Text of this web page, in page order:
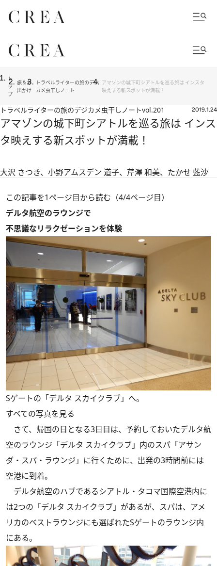
ト
ッ
プ
旅＆お
出かけ
トラベルライターの旅のデジ
カメ虫干しノート
アマゾンの城下町シアトルを巡る旅は インスタ
映えする新スポットが満載！
トラベルライターの旅のデジカメ虫干しノートvol.201 2019.1.24
アマゾンの城下町シアトルを巡る旅は インス
タ映えする新スポットが満載！
大沢 さつき、小野アムスデン 道子、芹澤 和美、たかせ 藍沙
この記事を1ページ目から読む（4/4ページ目）
デルタ航空のラウンジで
不思議なリラクゼーションを体験
Sゲートの「デルタ スカイクラブ」へ。
すべての写真を見る
さて、帰国の日となる3日目は、予約しておいたデルタ航
空のラウンジ「デルタ スカイクラブ」内のスパ「アサン
ダ・スパ・ラウンジ」に行くために、出発の3時間前には
空港に到着。
デルタ航空のハブであるシアトル・タコマ国際空港内に
は2つの「デルタ スカイクラブ」があるが、スパは、アメ
リカのベストラウンジにも選ばれたSゲートのラウンジ内
にある。